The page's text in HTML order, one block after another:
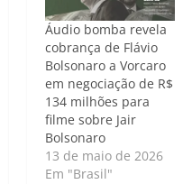
Áudio bomba revela
cobrança de Flávio
Bolsonaro a Vorcaro
em negociação de R$
134 milhões para
filme sobre Jair
Bolsonaro
13 de maio de 2026
Em "Brasil"